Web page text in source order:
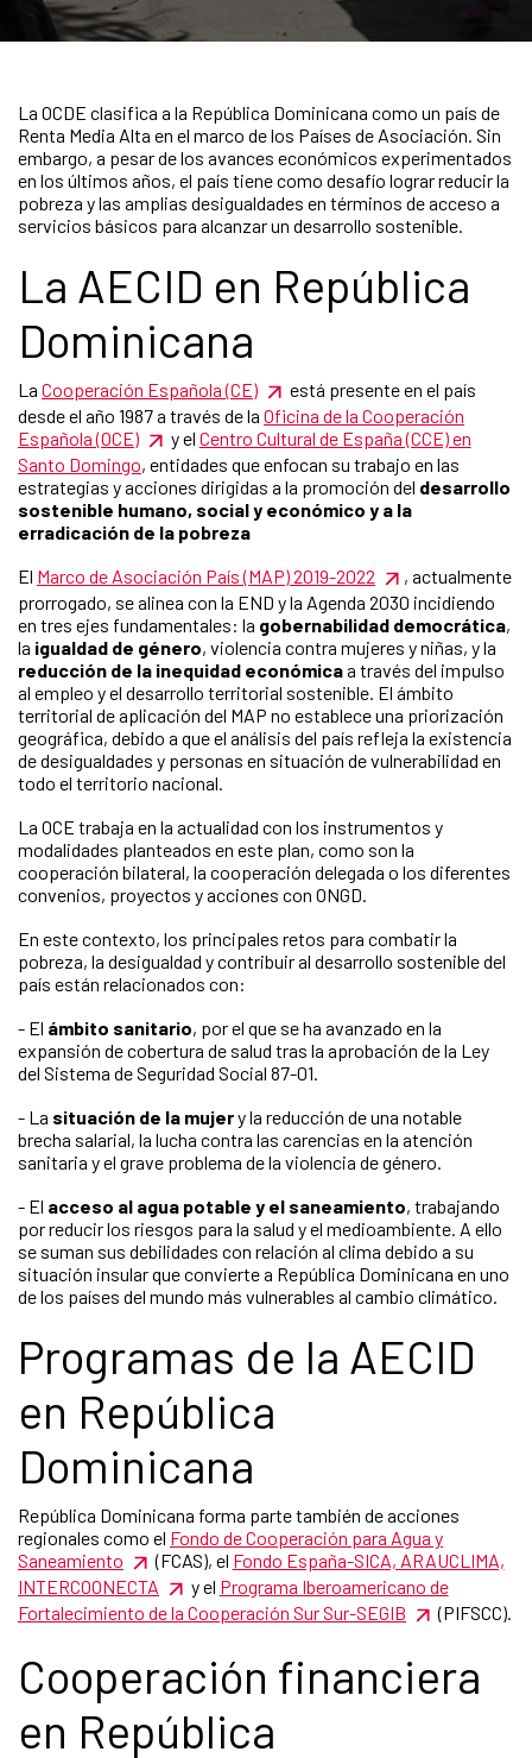
La OCDE clasifica a la República Dominicana como un país de
Renta Media Alta en el marco de los Países de Asociación. Sin
embargo, a pesar de los avances económicos experimentados
en los últimos años, el país tiene como desafío lograr reducir la
pobreza y las amplias desigualdades en términos de acceso a
servicios básicos para alcanzar un desarrollo sostenible.
La AECID en República
Dominicana
La Cooperación Española (CE)
está presente en el país
desde el año 1987 a través de la Oficina de la Cooperación
Española (OCE)
y el Centro Cultural de España (CCE) en
Santo Domingo, entidades que enfocan su trabajo en las
estrategias y acciones dirigidas a la promoción del desarrollo
sostenible humano, social y económico y a la
erradicación de la pobreza
El Marco de Asociación País (MAP) 2019-2022
, actualmente
prorrogado, se alinea con la END y la Agenda 2030 incidiendo
en tres ejes fundamentales: la gobernabilidad democrática,
la igualdad de género, violencia contra mujeres y niñas, y la
reducción de la inequidad económicaa través del impulso
al empleo y el desarrollo territorial sostenible. El ámbito
territorial de aplicación del MAP no establece una priorización
geográfica, debido a que el análisis del país refleja la existencia
de desigualdades y personas en situación de vulnerabilidad en
todo el territorio nacional.
La OCE trabaja en la actualidad con los instrumentos y
modalidades planteados en este plan, como son la
cooperación bilateral, la cooperación delegada o los diferentes
convenios, proyectos y acciones con ONGD.
En este contexto, los principales retos para combatir la
pobreza, la desigualdad y contribuir al desarrollo sostenible del
país están relacionados con:
- El ámbito sanitario, por el que se ha avanzado en la
expansión de cobertura de salud tras la aprobación de la Ley
del Sistema de Seguridad Social 87-01.
- La situación de la mujery la reducción de una notable
brecha salarial, la lucha contra las carencias en la atención
sanitaria y el grave problema de la violencia de género.
- El acceso al agua potable y el saneamiento, trabajando
por reducir los riesgos para la salud y el medioambiente. A ello
se suman sus debilidades con relación al clima debido a su
situación insular que convierte a República Dominicana en uno
de los países del mundo más vulnerables al cambio climático.
Programas de la AECID
en República
Dominicana
República Dominicana forma parte también de acciones
regionales como el Fondo de Cooperación para Agua y
Saneamiento
(FCAS), el Fondo España-SICA, ARAUCLIMA,
INTERCOONECTA
y el Programa Iberoamericano de
Fortalecimiento de la Cooperación Sur Sur-SEGIB
(PIFSCC).
Cooperación financiera
en República